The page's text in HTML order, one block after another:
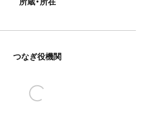
つなぎ役機関